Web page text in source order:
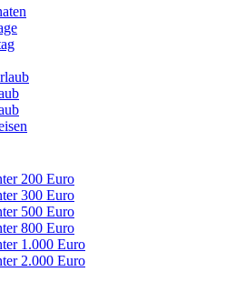
200 Euro
300 Euro
500 Euro
800 Euro
1.000 Euro
2.000 Euro